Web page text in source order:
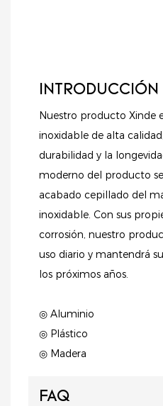
INTRODUCCIÓN
Nuestro producto Xinde
inoxidable de alta
durabilidad y la
moderno del producto
acabado cepillado del
inoxidable. Con sus
corrosión, nuestro
uso diario y mantendrá
los próximos años.
◎ Aluminio
◎ Plástico
◎ Madera
FAQ